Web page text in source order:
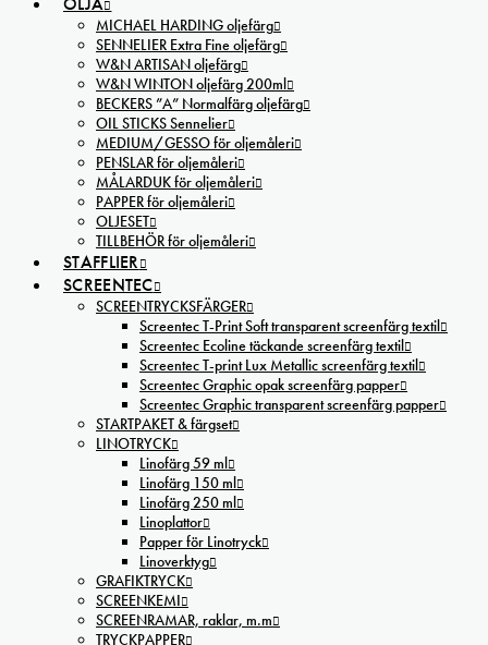
MICHAEL HARDING oljefärg
SENNELIER Extra Fine oljefärg
W&N ARTISAN oljefärg
W&N WINTON oljefärg 200ml
BECKERS ”A” Normalfärg oljefärg
OIL STICKS Sennelier
MEDIUM/GESSO för oljemåleri
PENSLAR för oljemåleri
MÅLARDUK för oljemåleri
PAPPER för oljemåleri
OLJESET
TILLBEHÖR för oljemåleri
STAFFLIER
SCREENTEC
SCREENTRYCKSFÄRGER
Screentec T-Print Soft transparent screenfärg textil
Screentec Ecoline täckande screenfärg textil
Screentec T-print Lux Metallic screenfärg textil
Screentec Graphic opak screenfärg papper
Screentec Graphic transparent screenfärg papper
STARTPAKET & färgset
LINOTRYCK
Linofärg 59 ml
Linofärg 150 ml
Linofärg 250 ml
Linoplattor
Papper för Linotryck
Linoverktyg
GRAFIKTRYCK
SCREENKEMI
SCREENRAMAR, raklar, m.m
TRYCKPAPPER